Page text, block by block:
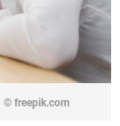
© freepik.com